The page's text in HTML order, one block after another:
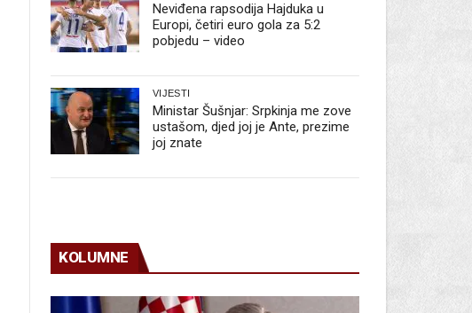
Neviđena rapsodija Hajduka u
Europi, četiri euro gola za 5:2
pobjedu – video
VIJESTI
Ministar Šušnjar: Srpkinja me zove
ustašom, djed joj je Ante, prezime
joj znate
KOLUMNE